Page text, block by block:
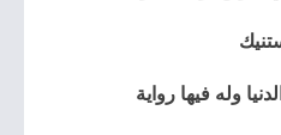
وله فيها رواية